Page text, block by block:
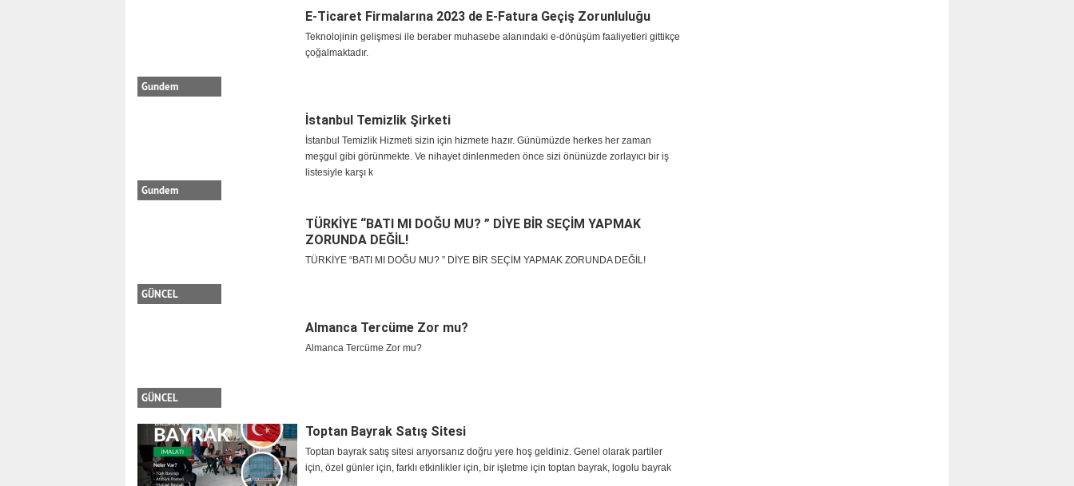
Gundem
E-Ticaret Firmalarına 2023 de E-Fatura Geçiş Zorunluluğu
Teknolojinin gelişmesi ile beraber muhasebe alanındaki e-dönüşüm faaliyetleri gittikçe
çoğalmaktadır.
Gundem
İstanbul Temizlik Şirketi
İstanbul Temizlik Hizmeti sizin için hizmete hazır. Günümüzde herkes her zaman
meşgul gibi görünmekte. Ve nihayet dinlenmeden önce sizi önünüzde zorlayıcı bir iş
listesiyle karşı k
GÜNCEL
TÜRKİYE “BATI MI DOĞU MU? ” DİYE BİR SEÇİM YAPMAK
ZORUNDA DEĞİL!
TÜRKİYE “BATI MI DOĞU MU? ” DİYE BİR SEÇİM YAPMAK ZORUNDA DEĞİL!
GÜNCEL
Almanca Tercüme Zor mu?
Almanca Tercüme Zor mu?
Toptan Bayrak Satış Sitesi
Toptan bayrak satış sitesi arıyorsanız doğru yere hoş geldiniz. Genel olarak partiler
için, özel günler için, farklı etkinlikler için, bir işletme için toptan bayrak, logolu bayrak